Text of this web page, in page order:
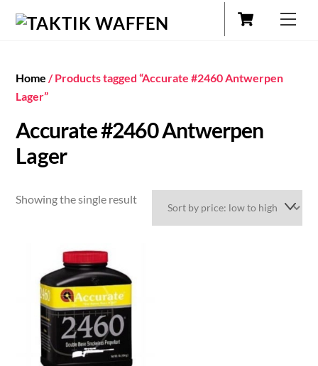
Cart
Home / Products tagged “Accurate #2460 Antwerpen
Lager”
Accurate #2460 Antwerpen
Lager
Showing the single result